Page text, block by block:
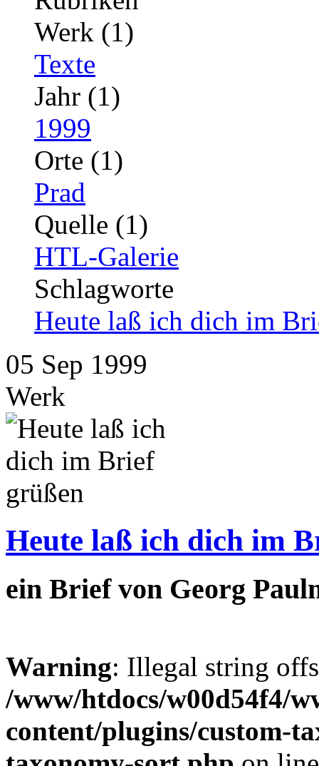
Werk (1)
Texte
Jahr (1)
1999
Orte (1)
Prad
Quelle (1)
HTL-Galerie
Schlagworte
Heute laß ich dich im
05 Sep 1999
Werk
Heute laß ich dich im
ein Brief von Georg
Warning: Illegal string
/www/htdocs/w00d54f4/
content/plugins/custom-